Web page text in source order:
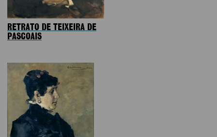
RETRATO DE TEIXEIRA DE
PASCOAIS